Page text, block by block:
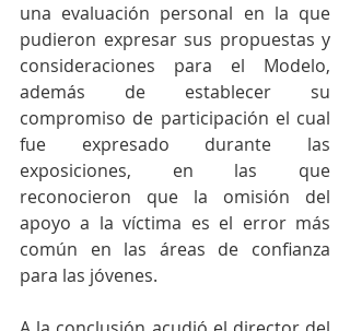
una evaluación personal en la que
pudieron expresar sus propuestas y
consideraciones para el Modelo,
además de establecer su
compromiso de participación el cual
fue expresado durante las
exposiciones, en las que
reconocieron que la omisión del
apoyo a la víctima es el error más
común en las áreas de confianza
para las jóvenes.